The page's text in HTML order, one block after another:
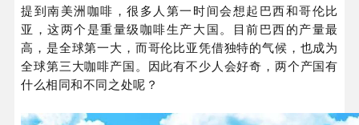
提到南美洲咖啡，很多人第一时间会想起巴西和哥伦比
亚，这两个是重量级咖啡生产大国。目前巴西的产量最
高，是全球第一大，而哥伦比亚凭借独特的气候，也成为
全球第三大咖啡产国。因此有不少人会好奇，两个产国有
什么相同和不同之处呢？